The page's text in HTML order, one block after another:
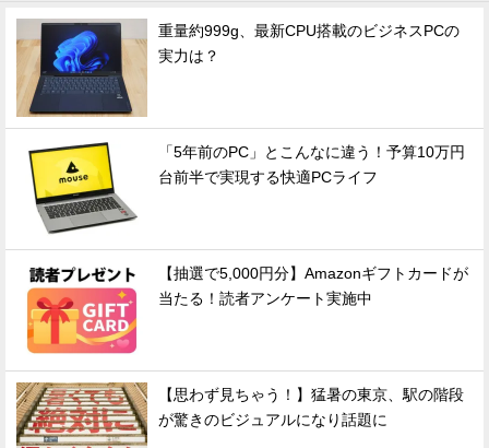
重量約999g、最新CPU搭載のビジネスPCの
実力は？
「5年前のPC」とこんなに違う！予算10万円
台前半で実現する快適PCライフ
【抽選で5,000円分】Amazonギフトカードが
当たる！読者アンケート実施中
【思わず見ちゃう！】猛暑の東京、駅の階段
が驚きのビジュアルになり話題に